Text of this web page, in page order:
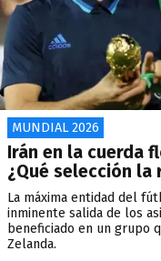
MUNDIAL 2026
Irán en la cuerda
¿Qué selección la
La máxima entidad del
inminente salida de los
beneficiado en un grupo
Zelanda.